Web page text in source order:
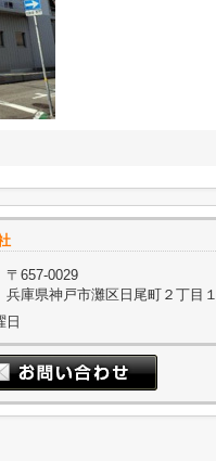
〒657-0029
兵庫県神戸市灘区日尾町２丁目
日